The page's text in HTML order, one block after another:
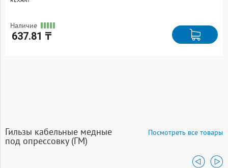
Наличие
637.81 ₸
Гильзы кабельные медные
под опрессовку (ГМ)
Посмотреть все товары